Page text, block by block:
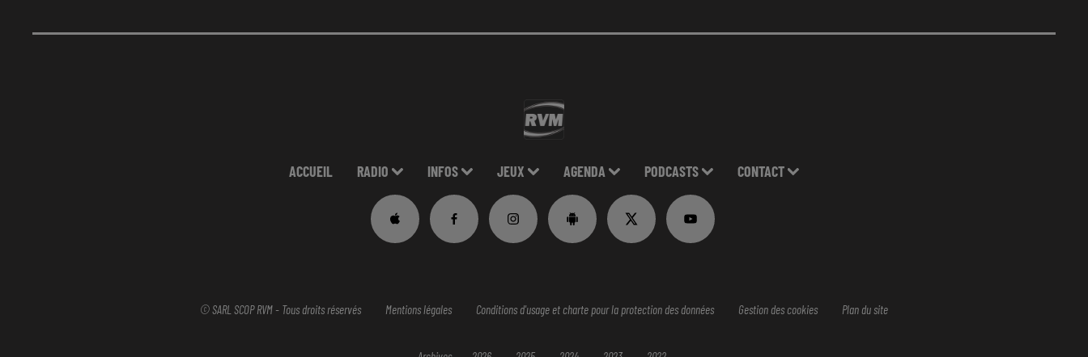
ACCUEIL RADIO INFOS JEUX AGENDA PODCASTS CONTACT
© SARL SCOP RVM - Tous droits réservés Mentions légales Conditions d'usage et charte pour la protection des données Gestion des cookies Plan du site